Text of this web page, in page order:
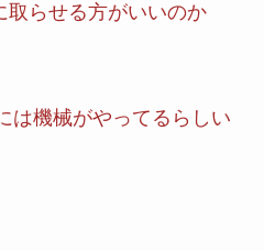
取らせる方がいいのか
は機械がやってるらしい